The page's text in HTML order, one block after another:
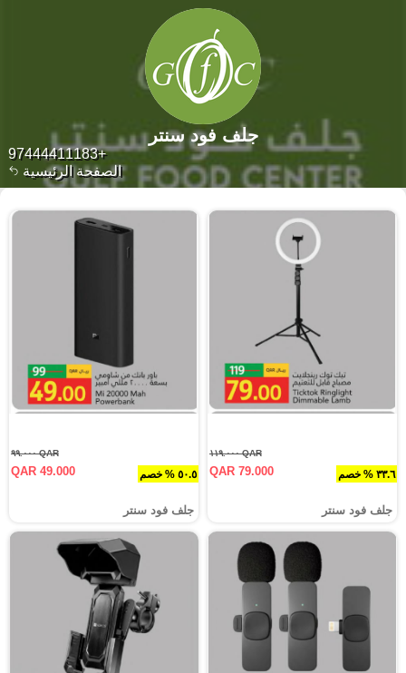
الصفحة الرئيسية
+97444411183
جلف فود سنتر
١٧٠٣٤ منتجات
٣٣.٦ % خصم
QAR ١١٩.٠٠٠
QAR 79.000
جلف فود سنتر
٥٠.٥ % خصم
QAR ٩٩.٠٠٠
QAR 49.000
جلف فود سنتر